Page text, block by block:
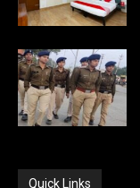
Quick Links